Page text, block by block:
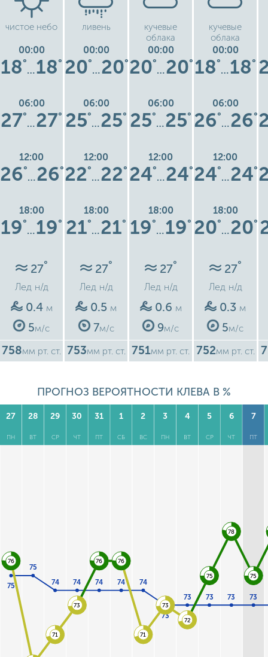
чистое небо
00:00
18°
…18°
06:00
27°
…27°
12:00
26°
…26°
18:00
19°
…19°
27°
Лед н/д
0.4 м
5м/с
758мм рт. ст.
ливень
00:00
20°
…20°
06:00
25°
…25°
12:00
22°
…22°
18:00
21°
…21°
27°
Лед н/д
0.5 м
7м/с
753мм рт. ст.
кучевые
облака
00:00
20°
…20°
06:00
25°
…25°
12:00
24°
…24°
18:00
19°
…19°
27°
Лед н/д
0.6 м
9м/с
751мм рт. ст.
кучевые
облака
00:00
18°
…18°
06:00
26°
…26°
12:00
24°
…24°
18:00
20°
…20°
27°
Лед н/д
0.3 м
5м/с
752мм рт. ст.
ПРОГНОЗ ВЕРОЯТНОСТИ КЛЕВА В %
27
ПН
28
ВТ
29
СР
30
ЧТ
31
ПТ
1
СБ
2
ВС
3
ПН
4
ВТ
5
СР
6
ЧТ
7
ПТ
75
75
74 74 74 74 74
73
73 73 73 73
76
71
73
76 76
71
73
72
75
78
75